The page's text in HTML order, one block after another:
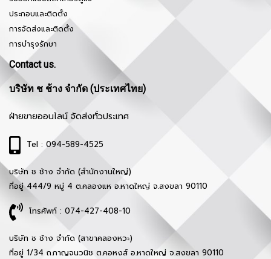
ประกอบและติดตั้ง
การจัดส่งและติดตั้ง
การบำรุงรักษา
Contact us.
บริษัท ช ช้าง จำกัด (ประเทศไทย)
ฝ่ายขายออนไลน์ จัดส่งทั่วประเทศ
Tel : 094-589-4525
บริษัท ช ช้าง จำกัด (สำนักงานใหญ่)
ที่อยู่ 444/9 หมู่ 4 ต.คลองแห อ.หาดใหญ่ จ.สงขลา 90110
โทรศัพท์ : 074-427-408-10
บริษัท ช ช้าง จำกัด (สาขาคลองหวะ)
ที่อยู่ 1/34 ถ.กาญจนวนิช ต.คอหงส์ อ.หาดใหญ่ จ.สงขลา 90110